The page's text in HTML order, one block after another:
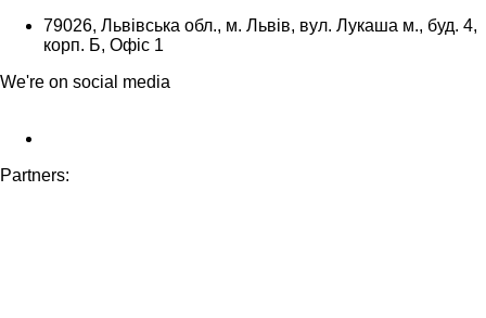
79026, Львівська обл., м. Львів, вул. Лукаша м., буд. 4,
корп. Б, Офіс 1
We're on social media
Partners: